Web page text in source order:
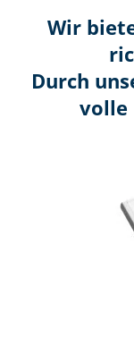
Wir
Durch
volle